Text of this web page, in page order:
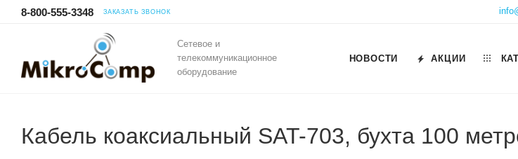
8-800-555-3348 ЗАКАЗАТЬ ЗВОНОК
Сетевое и
телекоммуникационное
оборудование
НОВОСТИ АКЦИИ
Кабель коаксиальный SAT-703, бухта 100